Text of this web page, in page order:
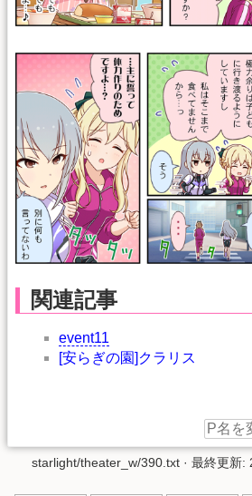
関連記事
event11
[安らぎの園]クラリス
starlight/theater_w/390.txt · 最終更新: